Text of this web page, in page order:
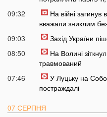
09:32
На війні загинув
вважали зниклим
09:03
Захід України
08:50
На Волині
травмований
07:46
У Луцьку на
постраждалі
07 СЕРПНЯ